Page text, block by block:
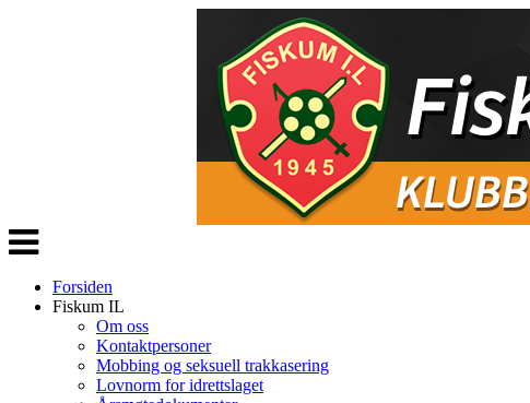
Veksle
navigasjon
Forsiden
Fiskum IL
Om oss
Kontaktpersoner
Mobbing og seksuell trakkasering
Lovnorm for idrettslaget